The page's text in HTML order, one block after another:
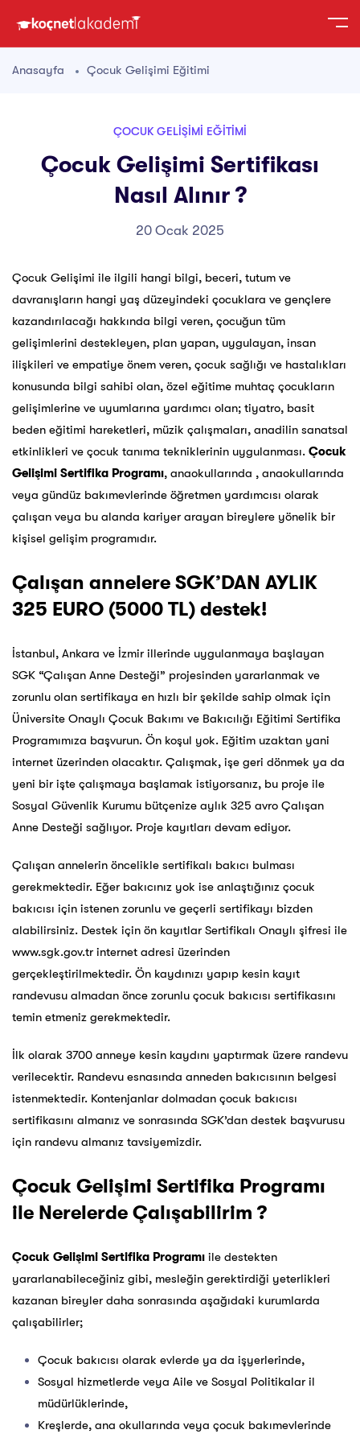
Anasayfa Çocuk Gelişimi Eğitimi
ÇOCUK GELIŞIMI EĞITIMI
Çocuk Gelişimi Sertifikası
Nasıl Alınır ?
20 Ocak 2025
Çocuk Gelişimi ile ilgili hangi bilgi, beceri, tutum ve
davranışların hangi yaş düzeyindeki çocuklara ve gençlere
kazandırılacağı hakkında bilgi veren, çocuğun tüm
gelişimlerini destekleyen, plan yapan, uygulayan, insan
ilişkileri ve empatiye önem veren, çocuk sağlığı ve hastalıkları
konusunda bilgi sahibi olan, özel eğitime muhtaç çocukların
gelişimlerine ve uyumlarına yardımcı olan; tiyatro, basit
beden eğitimi hareketleri, müzik çalışmaları, anadilin sanatsal
etkinlikleri ve çocuk tanıma tekniklerinin uygulanması. Çocuk
Gelişimi Sertifika Programı, anaokullarında , anaokullarında
veya gündüz bakımevlerinde öğretmen yardımcısı olarak
çalışan veya bu alanda kariyer arayan bireylere yönelik bir
kişisel gelişim programıdır.
Çalışan annelere SGK’DAN AYLIK
325 EURO (5000 TL) destek!
İstanbul, Ankara ve İzmir illerinde uygulanmaya başlayan
SGK “Çalışan Anne Desteği” projesinden yararlanmak ve
zorunlu olan sertifikaya en hızlı bir şekilde sahip olmak için
Üniversite Onaylı Çocuk Bakımı ve Bakıcılığı Eğitimi Sertifika
Programımıza başvurun. Ön koşul yok. Eğitim uzaktan yani
internet üzerinden olacaktır. Çalışmak, işe geri dönmek ya da
yeni bir işte çalışmaya başlamak istiyorsanız, bu proje ile
Sosyal Güvenlik Kurumu bütçenize aylık 325 avro Çalışan
Anne Desteği sağlıyor. Proje kayıtları devam ediyor.
Çalışan annelerin öncelikle sertifikalı bakıcı bulması
gerekmektedir. Eğer bakıcınız yok ise anlaştığınız çocuk
bakıcısı için istenen zorunlu ve geçerli sertifikayı bizden
alabilirsiniz. Destek için ön kayıtlar Sertifikalı Onaylı şifresi ile
www.sgk.gov.tr internet adresi üzerinden
gerçekleştirilmektedir. Ön kaydınızı yapıp kesin kayıt
randevusu almadan önce zorunlu çocuk bakıcısı sertifikasını
temin etmeniz gerekmektedir.
İlk olarak 3700 anneye kesin kaydını yaptırmak üzere randevu
verilecektir. Randevu esnasında anneden bakıcısının belgesi
istenmektedir. Kontenjanlar dolmadan çocuk bakıcısı
sertifikasını almanız ve sonrasında SGK’dan destek başvurusu
için randevu almanız tavsiyemizdir.
Çocuk Gelişimi Sertifika Programı
ile Nerelerde Çalışabilirim ?
Çocuk Gelişimi Sertifika Programı ile destekten
yararlanabileceğiniz gibi, mesleğin gerektirdiği yeterlikleri
kazanan bireyler daha sonrasında aşağıdaki kurumlarda
çalışabilirler;
Çocuk bakıcısı olarak evlerde ya da işyerlerinde,
Sosyal hizmetlerde veya Aile ve Sosyal Politikalar il
müdürlüklerinde,
Kreşlerde, ana okullarında veya çocuk bakımevlerinde